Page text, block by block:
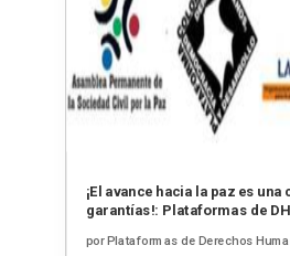
¡El avance hacia la paz es una
garantías!: Plataformas de
porPlataformas de Derechos